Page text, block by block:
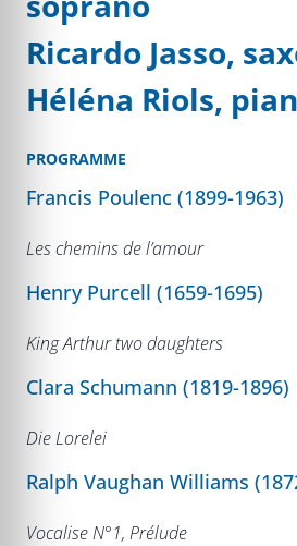
Ricardo Jasso,
Héléna Riols,
PROGRAMME
Francis Poulenc (1899-1963)
Les chemins de l’amour
Henry Purcell (1659-1695)
King Arthur two daughters
Clara Schumann (1819-1896)
Die Lorelei
Ralph Vaughan Williams
Vocalise N°1, Prélude